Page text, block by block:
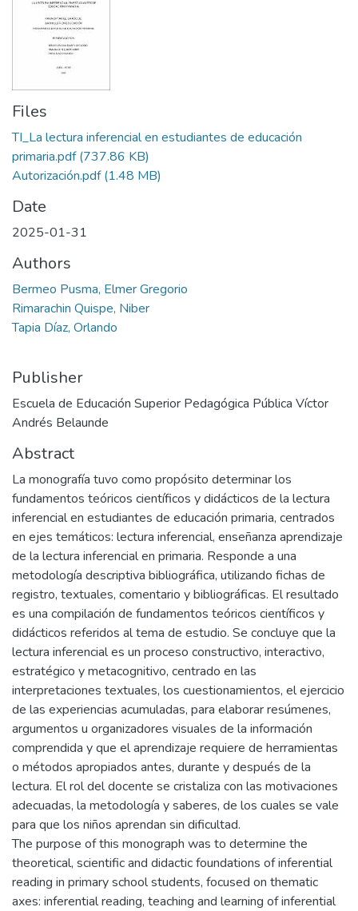
Files
TI_La lectura inferencial en estudiantes de educación
primaria.pdf(737.86 KB)
Autorización.pdf(1.48 MB)
Date
2025-01-31
Authors
Bermeo Pusma, Elmer Gregorio
Rimarachin Quispe, Niber
Tapia Díaz, Orlando
Publisher
Escuela de Educación Superior Pedagógica Pública Víctor
Andrés Belaunde
Abstract
La monografía tuvo como propósito determinar los
fundamentos teóricos científicos y didácticos de la lectura
inferencial en estudiantes de educación primaria, centrados
en ejes temáticos: lectura inferencial, enseñanza aprendizaje
de la lectura inferencial en primaria. Responde a una
metodología descriptiva bibliográfica, utilizando fichas de
registro, textuales, comentario y bibliográficas. El resultado
es una compilación de fundamentos teóricos científicos y
didácticos referidos al tema de estudio. Se concluye que la
lectura inferencial es un proceso constructivo, interactivo,
estratégico y metacognitivo, centrado en las
interpretaciones textuales, los cuestionamientos, el ejercicio
de las experiencias acumuladas, para elaborar resúmenes,
argumentos u organizadores visuales de la información
comprendida y que el aprendizaje requiere de herramientas
o métodos apropiados antes, durante y después de la
lectura. El rol del docente se cristaliza con las motivaciones
adecuadas, la metodología y saberes, de los cuales se vale
para que los niños aprendan sin dificultad.
The purpose of this monograph was to determine the
theoretical, scientific and didactic foundations of inferential
reading in primary school students, focused on thematic
axes: inferential reading, teaching and learning of inferential